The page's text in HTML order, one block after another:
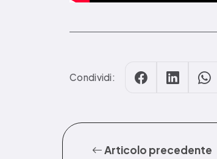
Condividi:
Articolo precedente